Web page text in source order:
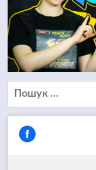
Пошук: